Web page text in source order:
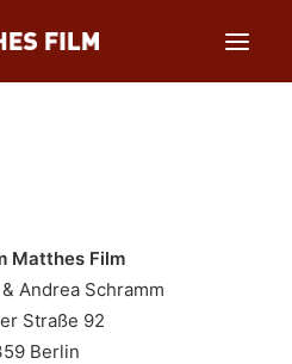
Matthes Film
Andrea Schramm
Straße 92
Berlin